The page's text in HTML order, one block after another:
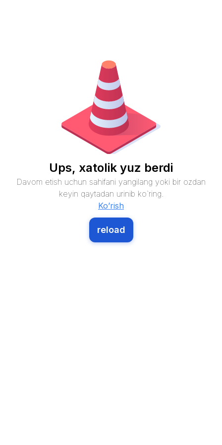
Ups, xatolik yuz berdi
Davom etish uchun sahifani yangilang yoki bir ozdan
keyin qaytadan urinib ko`ring.
Ko’rish
reload